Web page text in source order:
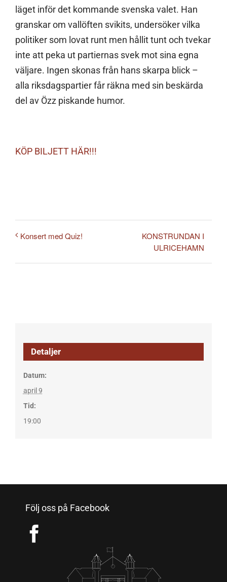
läget inför det kommande svenska valet. Han
granskar om vallöften svikits, undersöker vilka
politiker som lovat runt men hållit tunt och tvekar
inte att peka ut partiernas svek mot sina egna
väljare. Ingen skonas från hans skarpa blick –
alla riksdagspartier får räkna med sin beskärda
del av Özz piskande humor.
KÖP BILJETT HÄR!!!
Konsert med Quiz!
KONSTRUNDAN I
ULRICEHAMN
Detaljer
Datum:
april 9
Tid:
19:00
Följ oss på Facebook